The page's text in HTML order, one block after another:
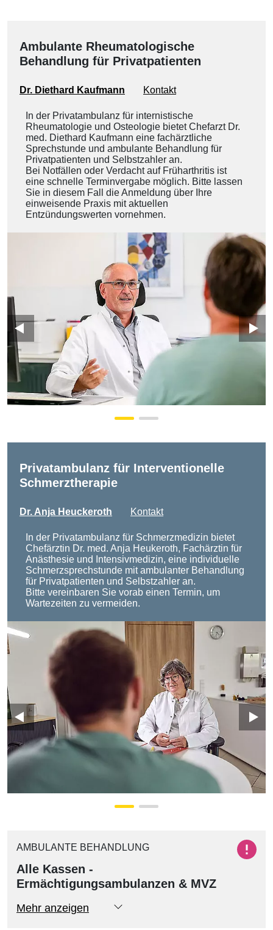
Ambulante Rheumatologische
Behandlung für Privatpatienten
Dr. Diethard Kaufmann Kontakt
In der Privatambulanz für internistische
Rheumatologie und Osteologie bietet Chefarzt Dr.
med. Diethard Kaufmann eine fachärztliche
Sprechstunde und ambulante Behandlung für
Privatpatienten und Selbstzahler an.
Bei Notfällen oder Verdacht auf Früharthritis ist
eine schnelle Terminvergabe möglich. Bitte lassen
Sie in diesem Fall die Anmeldung über Ihre
einweisende Praxis mit aktuellen
Entzündungswerten vornehmen.
Privatambulanz für Interventionelle
Schmerztherapie
Dr. Anja Heuckeroth Kontakt
In der Privatambulanz für Schmerzmedizin bietet
Chefärztin Dr. med. Anja Heukeroth, Fachärztin für
Anästhesie und Intensivmedizin, eine individuelle
Schmerzsprechstunde mit ambulanter Behandlung
für Privatpatienten und Selbstzahler an.
Bitte vereinbaren Sie vorab einen Termin, um
Wartezeiten zu vermeiden.
AMBULANTE BEHANDLUNG
Alle Kassen -
Ermächtigungsambulanzen & MVZ